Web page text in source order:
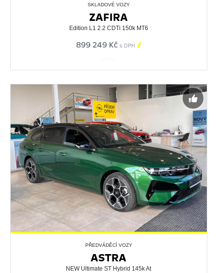
SKLADOVÉ VOZY
ZAFIRA
Edition L1 2.2 CDTi 150k MT6
899 249 Kč s DPH 
PŘEDVÁDĚCÍ VOZY
ASTRA
NEW Ultimate ST Hybrid 145k At